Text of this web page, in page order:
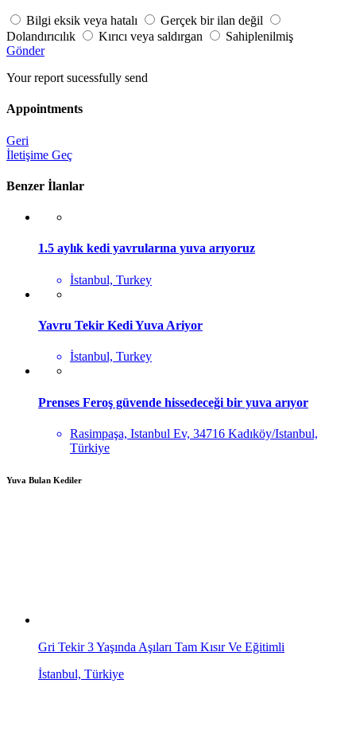
Bilgi eksik veya hatalı
Gerçek bir ilan değil
Dolandırıcılık
Kırıcı veya saldırgan
Sahiplenilmiş
Gönder
Your report sucessfully send
Appointments
Geri
İletişime Geç
Benzer İlanlar
1.5 aylık kedi yavrularına yuva arıyoruz
İstanbul, Turkey
Yavru Tekir Kedi Yuva Ariyor
İstanbul, Turkey
Prenses Feroş güvende hissedeceği bir yuva arıyor
Rasimpaşa, Istanbul Ev, 34716 Kadıköy/Istanbul,
Türkiye
Yuva Bulan Kediler
Gri Tekir 3 Yaşında Aşıları Tam Kısır Ve Eğitimli
İstanbul, Türkiye